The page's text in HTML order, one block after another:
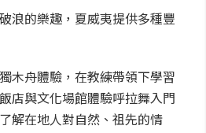
浪的樂趣，夏威夷提供多種豐
木舟體驗，在教練帶領下學習
店與文化場館體驗呼拉舞入門
解在地人對自然、祖先的情